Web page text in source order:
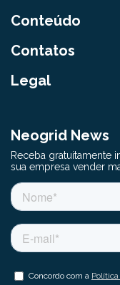
Conteúdo
Contatos
Legal
Neogrid News